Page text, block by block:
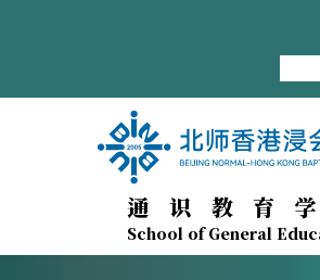
通识教育
School of General